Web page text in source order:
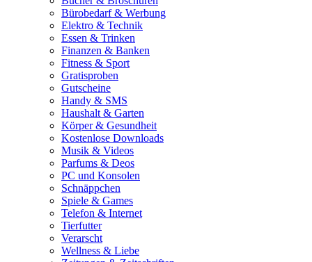
Bürobedarf & Werbung
Elektro & Technik
Essen & Trinken
Finanzen & Banken
Fitness & Sport
Gratisproben
Gutscheine
Handy & SMS
Haushalt & Garten
Körper & Gesundheit
Kostenlose Downloads
Musik & Videos
Parfums & Deos
PC und Konsolen
Schnäppchen
Spiele & Games
Telefon & Internet
Tierfutter
Verarscht
Wellness & Liebe